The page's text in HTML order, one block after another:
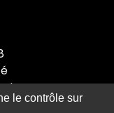
89
le contrôle sur